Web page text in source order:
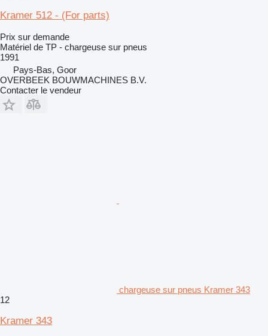
Kramer 512 - (For parts)
Prix sur demande
Matériel de TP - chargeuse sur pneus
1991
Pays-Bas, Goor
OVERBEEK BOUWMACHINES B.V.
Contacter le vendeur
chargeuse sur pneus Kramer 343
12
Kramer 343